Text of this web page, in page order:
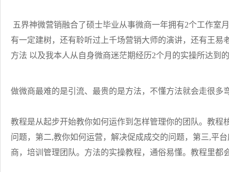
五界神微营销融合了硕士毕业从事微商一年拥有2个工作室
有一定建树，还有聆听过上千场营销大师的演讲，还有王
方法 以及我本人从自身微商迷茫期经历2个月的实操所达到
做微商最难的是引流、最贵的是方法，不懂方法就会走很
教程是从起步开始教你如何运作到怎样管理你的团队。教
问题，第二,教你如何运营，解决促成成交的问题，第三,平
商，培训管理团队。方法的实操教程，通俗易懂。教程里都